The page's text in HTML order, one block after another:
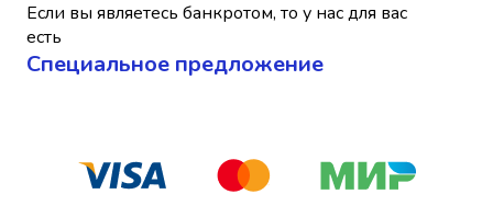
Если вы являетесь банкротом, то у нас для вас
есть
Cпециальное предложение